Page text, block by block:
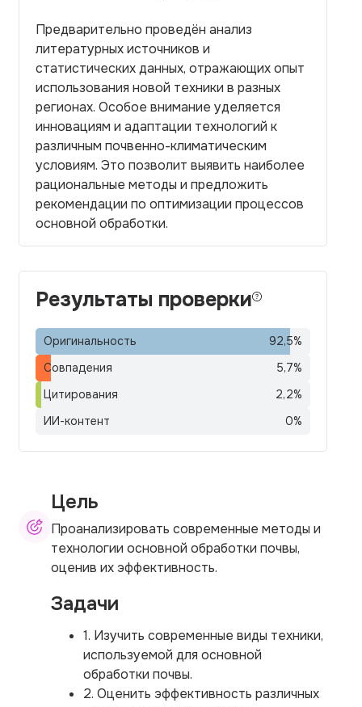
Предварительно проведён анализ
литературных источников и
статистических данных, отражающих опыт
использования новой техники в разных
регионах. Особое внимание уделяется
инновациям и адаптации технологий к
различным почвенно-климатическим
условиям. Это позволит выявить наиболее
рациональные методы и предложить
рекомендации по оптимизации процессов
основной обработки.
Результаты проверки
Оригинальность 92,5%
Совпадения
5,7%
Цитирования
2,2%
ИИ-контент
0%
Цель
Проанализировать современные методы и
технологии основной обработки почвы,
оценив их эффективность.
Задачи
1. Изучить современные виды техники,
используемой для основной
обработки почвы.
2. Оценить эффективность различных